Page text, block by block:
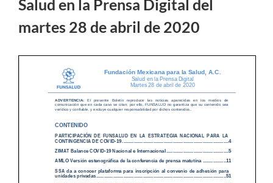
Salud en la Prensa Digital del
martes 28 de abril de 2020